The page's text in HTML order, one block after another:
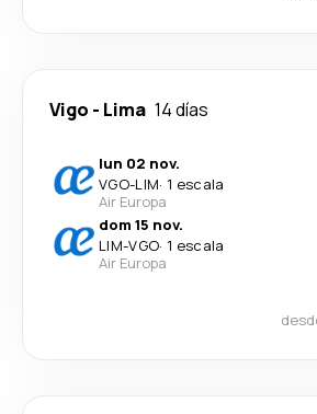
Vigo - Lima 14 días
lun 02 nov.
VGO-LIM· 1 escala
Air Europa
dom 15 nov.
LIM-VGO· 1 escala
Air Europa